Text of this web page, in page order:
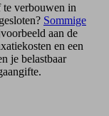
te verbouwen in
Sommige
aan de
en een
je belastbaar